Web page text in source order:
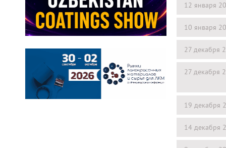
12 января
10 января
27 декабря
27 декабря
19 декабря
14 декабря